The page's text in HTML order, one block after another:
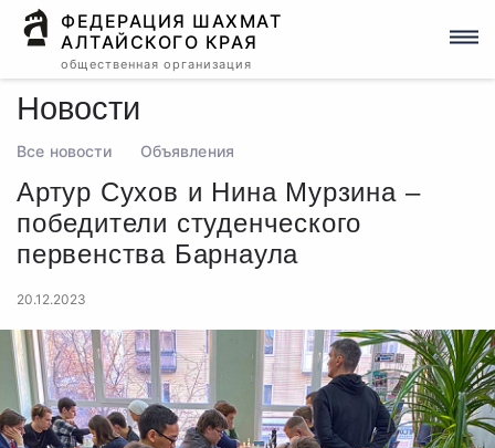
ФЕДЕРАЦИЯ ШАХМАТ
АЛТАЙСКОГО КРАЯ
общественная организация
Новости
Все новости Объявления
Артур Сухов и Нина Мурзина –
победители студенческого
первенства Барнаула
20.12.2023